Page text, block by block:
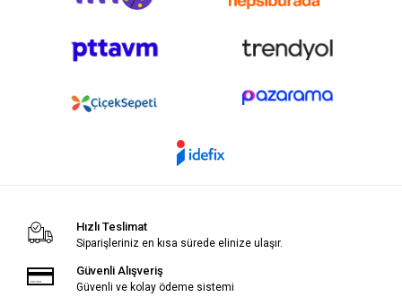
Hızlı Teslimat
Siparişleriniz en kısa sürede elinize ulaşır.
Güvenli Alışveriş
Güvenli ve kolay ödeme sistemi